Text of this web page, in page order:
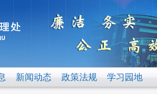
新闻动态 政策法规 学习园地